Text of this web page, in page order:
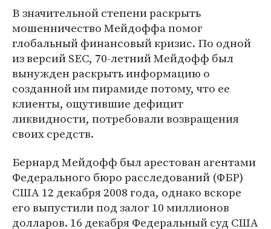
В значительной степени раскрыть
мошенничество Мейдоффа помог
глобальный финансовый кризис. По одной
из версий SEC, 70-летний Мейдофф был
вынужден раскрыть информацию о
созданной им пирамиде потому, что ее
клиенты, ощутившие дефицит
ликвидности, потребовали возвращения
своих средств.
Бернард Мейдофф был арестован агентами
Федерального бюро расследований (ФБР)
США 12 декабря 2008 года, однако вскоре
его выпустили под залог 10 миллионов
долларов. 16 декабря Федеральный суд США